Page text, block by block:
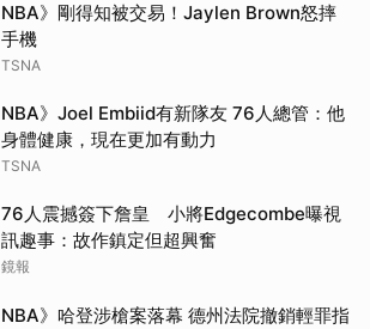
NBA》剛得知被交易！Jaylen Brown怒摔
手機
TSNA
NBA》Joel Embiid有新隊友 76人總管：他
身體健康，現在更加有動力
TSNA
76人震撼簽下詹皇 小將Edgecombe曝視
訊趣事：故作鎮定但超興奮
鏡報
NBA》哈登涉槍案落幕 德州法院撤銷輕罪指